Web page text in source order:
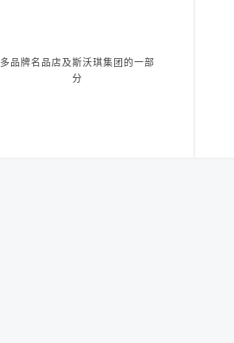
多品牌名品店及斯沃琪集团的一部
分